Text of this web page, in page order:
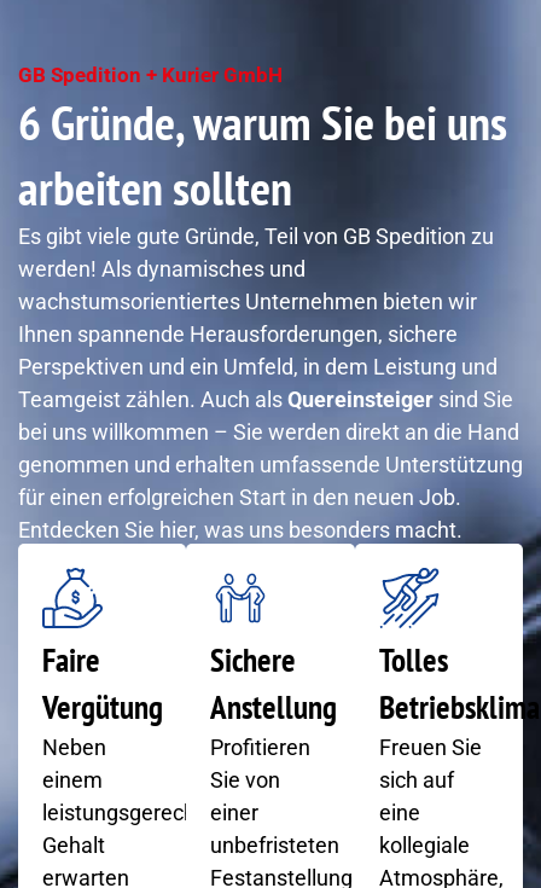
GB Spedition + Kurier GmbH
6 Gründe, warum Sie bei uns
arbeiten sollten
Es gibt viele gute Gründe, Teil von GB Spedition zu
werden! Als dynamisches und
wachstumsorientiertes Unternehmen bieten wir
Ihnen spannende Herausforderungen, sichere
Perspektiven und ein Umfeld, in dem Leistung und
Teamgeist zählen. Auch alsQuereinsteiger sind Sie
bei uns willkommen – Sie werden direkt an die Hand
genommen und erhalten umfassende Unterstützung
für einen erfolgreichen Start in den neuen Job.
Entdecken Sie hier, was uns besonders macht.
Faire
Vergütung
Neben
einem
leistungsgerechten
Gehalt
erwarten
Sichere
Anstellung
Profitieren
Sie von
einer
unbefristeten
Festanstellung
Tolles
Betriebsklima
Freuen Sie
sich auf
eine
kollegiale
Atmosphäre,